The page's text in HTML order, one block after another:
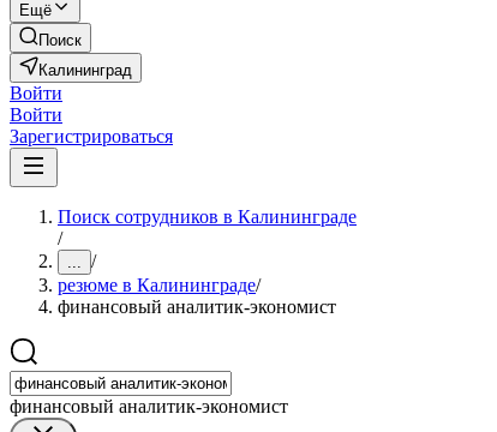
Ещё
Поиск
Калининград
Войти
Войти
Зарегистрироваться
Поиск сотрудников в Калининграде
/
... /
резюме в Калининграде/
финансовый аналитик-экономист
финансовый аналитик-экономист